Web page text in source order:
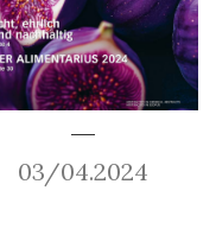
03/04.2024